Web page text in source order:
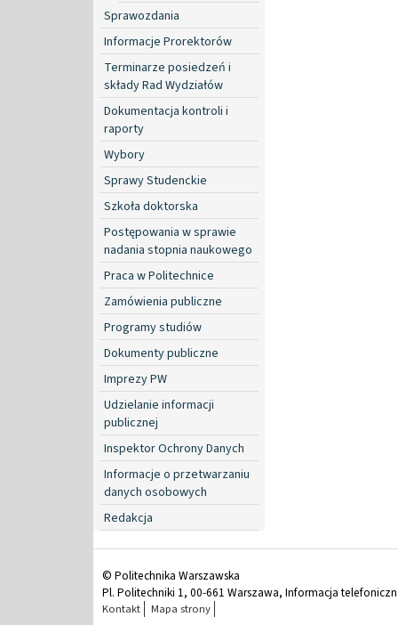
Sprawozdania
Informacje Prorektorów
Terminarze posiedzeń i
składy Rad Wydziałów
Dokumentacja kontroli i
raporty
Wybory
Sprawy Studenckie
Szkoła doktorska
Postępowania w sprawie
nadania stopnia naukowego
Praca w Politechnice
Zamówienia publiczne
Programy studiów
Dokumenty publiczne
Imprezy PW
Udzielanie informacji
publicznej
Inspektor Ochrony Danych
Informacje o przetwarzaniu
danych osobowych
Redakcja
© Politechnika Warszawska
Pl. Politechniki 1, 00-661 Warszawa, Informacja
Kontakt Mapa strony